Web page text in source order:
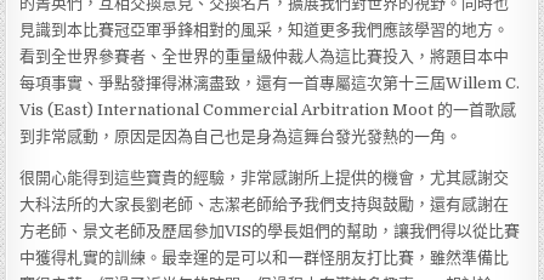
見識到本比賽冠亞軍爭鋒相對的風采，知道更多我們應該學習的地方。
看到全世界參賽者、全世界的重量級仲裁人為這比賽投入，將題目本中
每項事實、爭點發揮得淋漓盡致，還有一首專屬這次第十三屆Willem C.
Vis (East) International Commercial Arbitration Moot 的一首歌感
到非常感動，原因是因為自己也是身為這舞台發光發熱的一角。
很開心能得到這些寶貴的經驗，非常感謝所上提供的機會，尤其感謝交
大科法所的大家長劉老師、志潔老師給予我們支持與鼓勵，還有感謝在
方老師、景文老師及歷屆參加VIS的學長姐們的幫助，讓我們得以從比賽
中獲得札實的訓練。最幸運的是可以和一群怪朋友打比賽，雖然準備比